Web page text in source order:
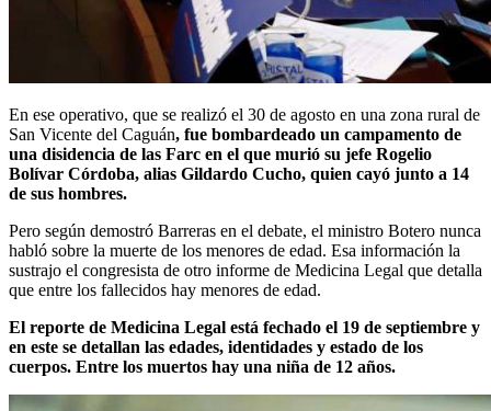
En ese operativo, que se realizó el 30 de agosto en una zona rural de
San Vicente del Caguán, fue bombardeado un campamento de
una disidencia de las Farc en el que murió su jefe Rogelio
Bolívar Córdoba, alias Gildardo Cucho, quien cayó junto a 14
de sus hombres.
Pero según demostró Barreras en el debate, el ministro Botero nunca
habló sobre la muerte de los menores de edad. Esa información la
sustrajo el congresista de otro informe de Medicina Legal que detalla
que entre los fallecidos hay menores de edad.
El reporte de Medicina Legal está fechado el 19 de septiembre y
en este se detallan las edades, identidades y estado de los
cuerpos. Entre los muertos hay una niña de 12 años.